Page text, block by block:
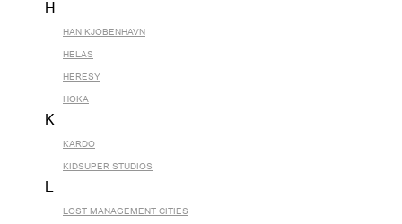
H
HAN KJOBENHAVN
HELAS
HERESY
HOKA
K
KARDO
KIDSUPER STUDIOS
L
LOST MANAGEMENT CITIES